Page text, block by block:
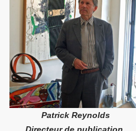
Patrick Reynolds